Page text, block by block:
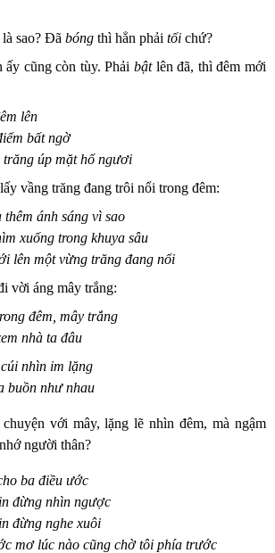
là sao? Đã bóng thì hẳn phải tối chứ?
ấy cũng còn tùy. Phảibậtlên đã, thì đêm mới
lên
bất ngờ
trăng úp mặt hổ ngươi
vầng trăng đang trôi nổi trong đêm:
thêm ánh sáng vì sao
xuống trong khuya sâu
lên một vừng trăng đang nổi
vời áng mây trắng:
đêm, mây trắng
nhà ta đâu
nhìn im lặng
buồn như nhau
với mây, lặng lẽ nhìn đêm, mà ngậm
người thân?
ba điều ước
đừng nhìn ngược
đừng nghe xuôi
mơ lúc nào cũng chờ tôi phía trước